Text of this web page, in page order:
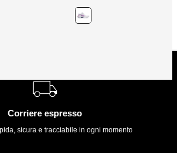
Corriere espresso
sicura e tracciabile in ogni momento